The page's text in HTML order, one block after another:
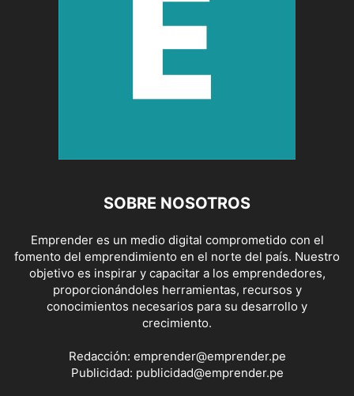
SOBRE NOSOTROS
Emprender es un medio digital comprometido con el
fomento del emprendimiento en el norte del país. Nuestro
objetivo es inspirar y capacitar a los emprendedores,
proporcionándoles herramientas, recursos y
conocimientos necesarios para su desarrollo y
crecimiento.
Redacción: emprender@emprender.pe
Publicidad: publicidad@emprender.pe